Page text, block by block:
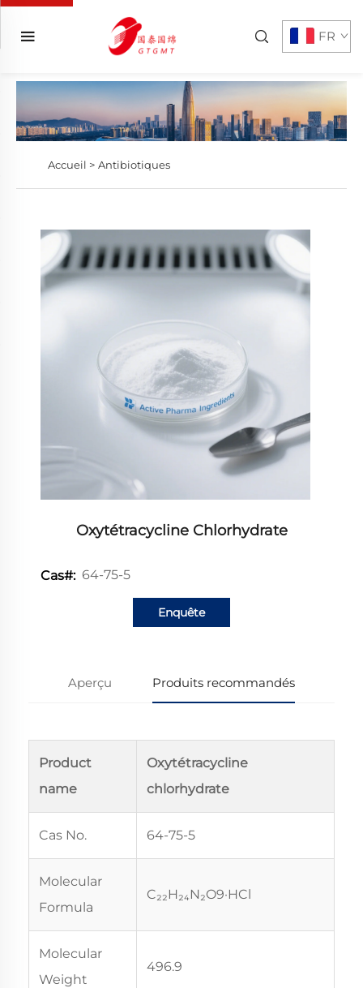
FR
Accueil > Antibiotiques
Oxytétracycline Chlorhydrate
Cas#: 64-75-5
Enquête
Aperçu Produits recommandés
Product
name
Oxytétracycline
chlorhydrate
Cas No. 64-75-5
Molecular
Formula
C₂₂H₂₄N₂O9·HCl
Molecular
Weight
496.9